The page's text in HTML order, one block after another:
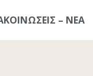
– ΝΕΑ